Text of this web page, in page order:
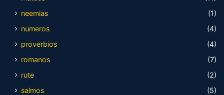
neemias
(1)
numeros
(4)
proverbios
(4)
romanos
(7)
rute
(2)
salmos
(5)